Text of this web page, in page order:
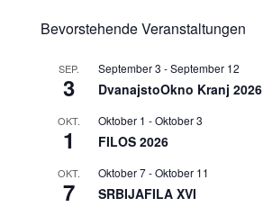
Bevorstehende Veranstaltungen
SEP.
3
September 3 -September 12
DvanajstoOkno Kranj 2026
OKT.
1
Oktober 1 -Oktober 3
FILOS 2026
OKT.
7
Oktober 7-Oktober 11
SRBIJAFILA XVI